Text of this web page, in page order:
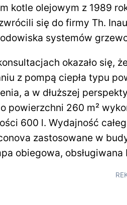
kotle olejowym z 1989
się do firmy Th.
systemów
okazało się,
z pompą ciepła typu
a w dłuższej
powierzchni 260 m²
600 l. Wydajność
zastosowane w
obiegowa,